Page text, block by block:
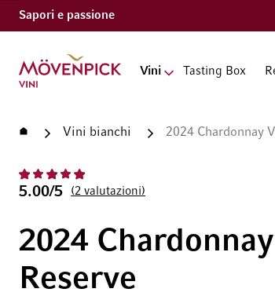
Sapori e passione
Vai alla Home Page
Vini Tasting Box
Home Vini bianchi 2024 Chardonnay
5.00/5 2 valutazioni
2024
Reserve